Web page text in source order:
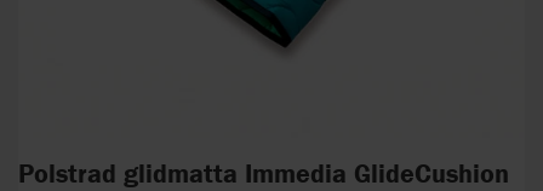
Polstrad glidmatta Immedia GlideCushion